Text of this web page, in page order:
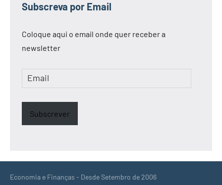
Subscreva por Email
Coloque aqui o email onde quer receber a
newsletter
Email
Subscrever
Economia e Finanças - Desde Setembro de 2006